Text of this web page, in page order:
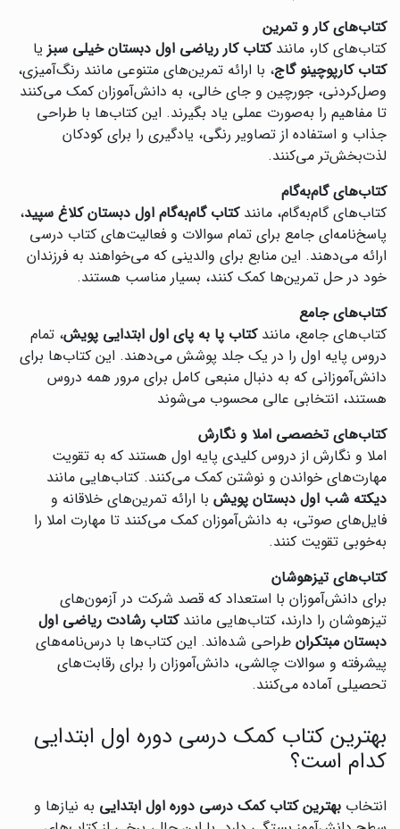
کتاب‌های کار و تمرین
کتاب‌های کار، مانندکتاب کار ریاضی اول دبستان خیلی سبز یا
کتاب کارپوچینو گاج، با ارائه تمرین‌های متنوعی مانند رنگ‌آمیزی،
وصل‌کردنی، جورچین و جای خالی، به دانش‌آموزان کمک می‌کنند
تا مفاهیم را به‌صورت عملی یاد بگیرند. این کتاب‌ها با طراحی
جذاب و استفاده از تصاویر رنگی، یادگیری را برای کودکان
لذت‌بخش‌تر می‌کنند.
کتاب‌های گام‌به‌گام
کتاب‌های گام‌به‌گام، مانندکتاب گام‌به‌گام اول دبستان کلاغ سپید،
پاسخ‌نامه‌ای جامع برای تمام سوالات و فعالیت‌های کتاب درسی
ارائه می‌دهند. این منابع برای والدینی که می‌خواهند به فرزندان
خود در حل تمرین‌ها کمک کنند، بسیار مناسب هستند.
کتاب‌های جامع
کتاب‌های جامع، مانندکتاب پا به پای اول ابتدایی پویش، تمام
دروس پایه اول را در یک جلد پوشش می‌دهند. این کتاب‌ها برای
دانش‌آموزانی که به دنبال منبعی کامل برای مرور همه دروس
هستند، انتخابی عالی محسوب می‌شوند‌
کتاب‌های تخصصی املا و نگارش
املا و نگارش از دروس کلیدی پایه اول هستند که به تقویت
مهارت‌های خواندن و نوشتن کمک می‌کنند. کتاب‌هایی مانند
دیکته شب اول دبستان پویش با ارائه تمرین‌های خلاقانه و
فایل‌های صوتی، به دانش‌آموزان کمک می‌کنند تا مهارت املا را
به‌خوبی تقویت کنند.
کتاب‌های تیزهوشان
برای دانش‌آموزان با استعداد که قصد شرکت در آزمون‌های
تیزهوشان را دارند، کتاب‌هایی مانندکتاب رشادت ریاضی اول
دبستان مبتکران طراحی شده‌اند. این کتاب‌ها با درس‌نامه‌های
پیشرفته و سوالات چالشی، دانش‌آموزان را برای رقابت‌های
تحصیلی آماده می‌کنند.
بهترین کتاب کمک درسی دوره اول ابتدایی
کدام است؟
انتخاب بهترین کتاب کمک درسی دوره اول ابتدایی به نیازها و